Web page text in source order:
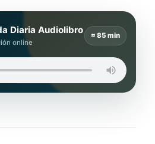
Diaria Audiolibro
online
≈ 85 min